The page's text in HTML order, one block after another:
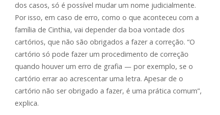
dos casos, só é possível mudar um nome judicialmente.
Por isso, em caso de erro, como o que aconteceu com a
família de Cinthia, vai depender da boa vontade dos
cartórios, que não são obrigados a fazer a correção. “O
cartório só pode fazer um procedimento de correção
quando houver um erro de grafia — por exemplo, se o
cartório errar ao acrescentar uma letra. Apesar de o
cartório não ser obrigado a fazer, é uma prática comum”,
explica.